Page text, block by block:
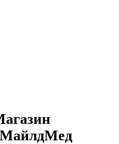
МайлдМед